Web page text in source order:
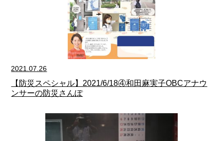
2021.07.26
【防災スペシャル】2021/6/18④和田麻実子OBCアナウ
ンサーの防災さんぽ